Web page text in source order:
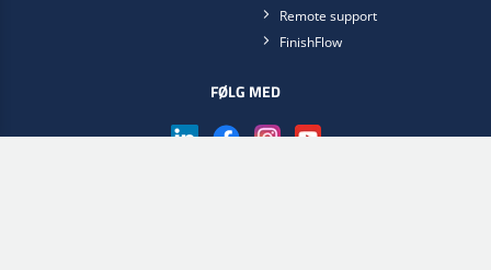
Remote support
FinishFlow
FØLG MED